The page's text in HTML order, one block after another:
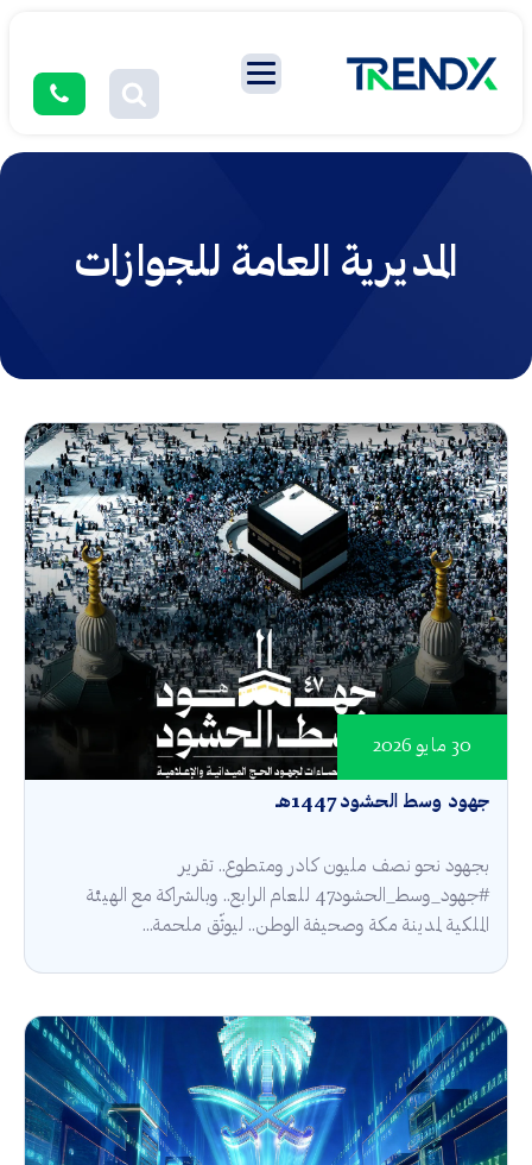
المديرية العامة للجوازات
جهود وسط الحشود 1447هـ
30 مايو 2026
بجهود نحو نصف مليون كادر ومتطوع.. تقرير
#جهود_وسط_الحشود47 للعام الرابع.. وبالشراكة مع الهيئة
الملكية لمدينة مكة وصحيفة الوطن.. ليوثّق ملحمة...